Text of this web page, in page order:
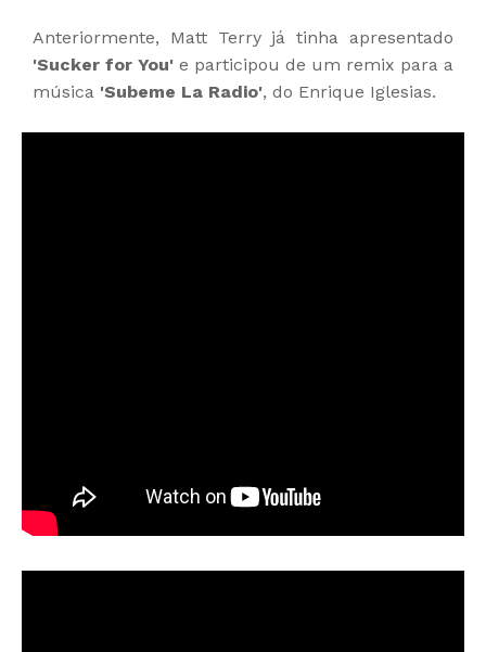
Anteriormente, Matt Terry já tinha apresentado
'Sucker for You' e participou de um remix para a
música 'Subeme La Radio', do Enrique Iglesias.